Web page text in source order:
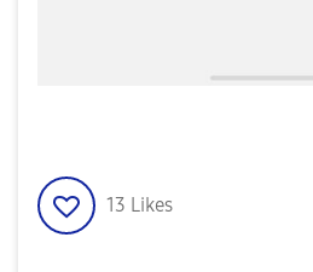
13 Likes